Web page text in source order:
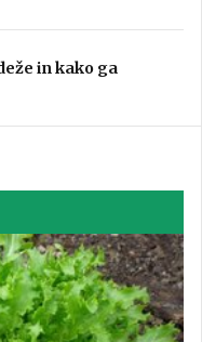
in kako ga